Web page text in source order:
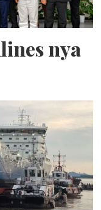
nya